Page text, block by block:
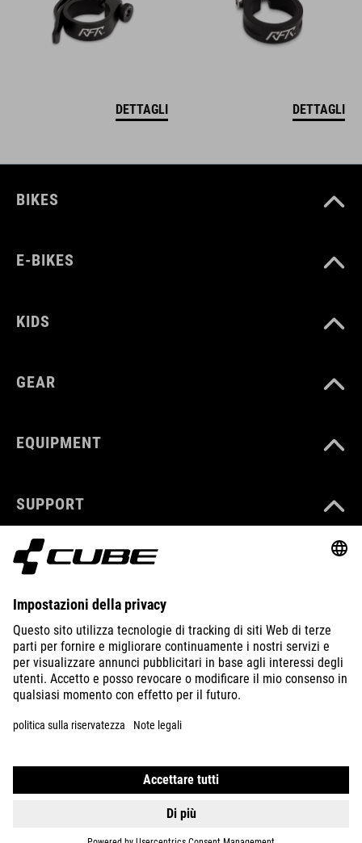
DETTAGLI DETTAGLI
BIKES
E-BIKES
KIDS
GEAR
EQUIPMENT
SUPPORT
ABOUT US
EXPLORE